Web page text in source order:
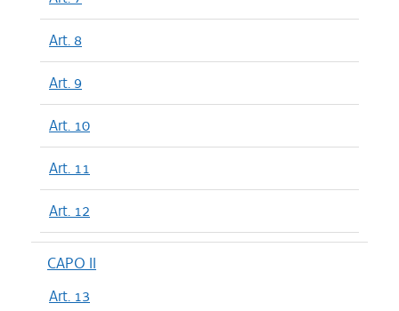
Art. 8
Art. 9
Art. 10
Art. 11
Art. 12
CAPO II
Art. 13